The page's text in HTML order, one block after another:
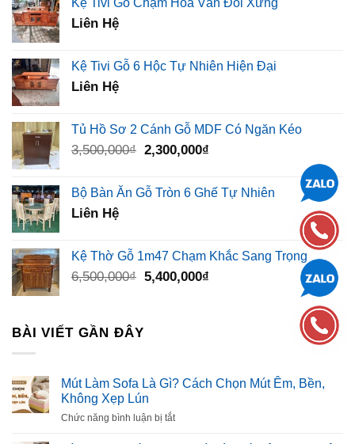
Kệ Tivi Gỗ Chạm Hoa Văn Đối Xứng
Liên Hệ
Kệ Tivi Gỗ 6 Hộc Tự Nhiên Hiện Đại
Liên Hệ
Tủ Hồ Sơ 2 Cánh Gỗ MDF Có Ngăn Kéo
3,500,000₫ Giá
là:
3,500,000₫.
2,300,000₫
tại
là:
Bộ Bàn Ăn Gỗ Tròn 6 Ghế Tự Nhiên
Liên Hệ
Kệ Thờ Gỗ 1m47 Chạm Khắc Sang Trọng
6,500,000₫ Giá
5,400,000₫
BÀI VIẾT GẦN ĐÂY
Mút Làm Sofa Là Gì? Cách Chọn Mút Êm, Bền,
Không Xẹp Lún
Chức năng bình luận bị tắtở